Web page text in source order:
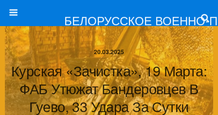
БЕЛОРУССКОЕ ВОЕННО-
20.03.2025
Курская «зачистка», 19 Марта:
ФАБ Утюжат Бандеровцев В
Гуево, 33 Удара За Сутки